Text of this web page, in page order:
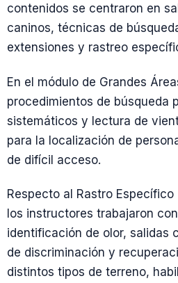
contenidos se centraron en
caninos, técnicas de
extensiones y rastreo
En el módulo de Grandes
procedimientos de búsqueda
sistemáticos y lectura de
para la localización de
de difícil acceso.
Respecto al Rastro
los instructores trabajaron
identificación de olor, salidas
de discriminación y
distintos tipos de terreno,